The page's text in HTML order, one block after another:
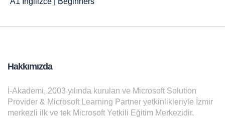
Hakkımızda
İ-Akademi, 2003 yılında kurulan ve Microsoft Solution
Provider & Microsoft Learning Partner yetkinlikleriyle İzmir
merkezli ilk ve tek Microsoft Yetkili Eğitim Merkezidir.